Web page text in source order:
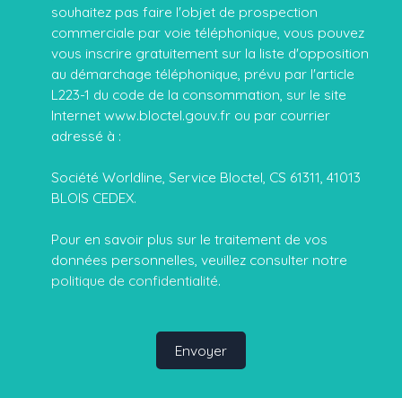
souhaitez pas faire l'objet de prospection
commerciale par voie téléphonique, vous pouvez
vous inscrire gratuitement sur la liste d'opposition
au démarchage téléphonique, prévu par l'article
L223-1 du code de la consommation, sur le site
Internet www.bloctel.gouv.fr ou par courrier
adressé à :
Société Worldline, Service Bloctel, CS 61311, 41013
BLOIS CEDEX.
Pour en savoir plus sur le traitement de vos
données personnelles, veuillez consulter notre
politique de confidentialité.
Envoyer